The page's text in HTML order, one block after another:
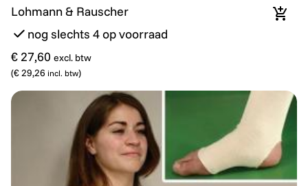
Lohmann & Rauscher
nog slechts 4 op voorraad
€ 27,60 excl. btw
(€ 29,26 incl. btw)
In